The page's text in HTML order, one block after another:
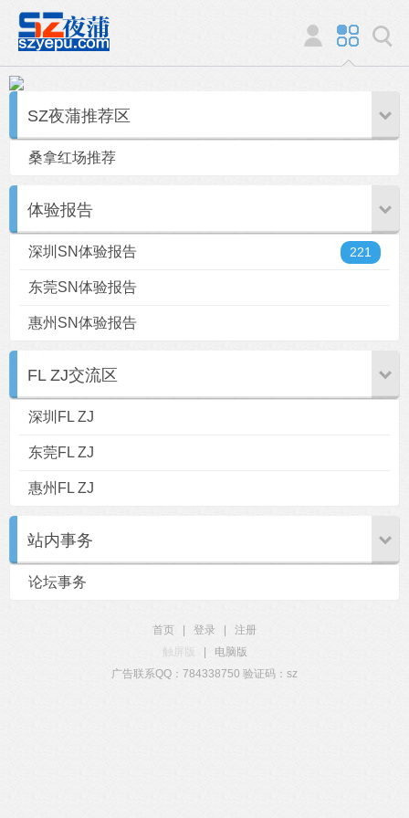
SZ夜蒲推荐区
桑拿红场推荐
体验报告
221
深圳SN体验报告
东莞SN体验报告
惠州SN体验报告
FL ZJ交流区
深圳FL ZJ
东莞FL ZJ
惠州FL ZJ
站内事务
论坛事务
首页 登录
注册
触屏版
电脑版
广告联系QQ：784338750 验证码：sz